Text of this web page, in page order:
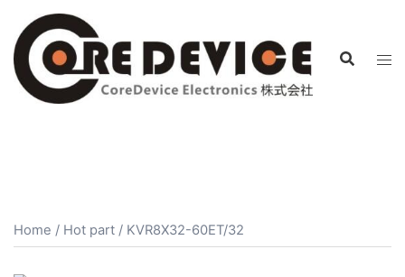
Home / Hot part / KVR8X32-60ET/32